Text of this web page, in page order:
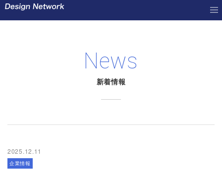
News
新着情報
2025.12.11
企業情報